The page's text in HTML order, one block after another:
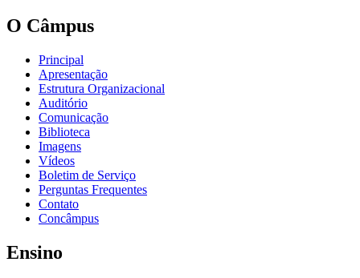
O Câmpus
Principal
Apresentação
Estrutura Organizacional
Auditório
Comunicação
Biblioteca
Imagens
Vídeos
Boletim de Serviço
Perguntas Frequentes
Contato
Concâmpus
Ensino